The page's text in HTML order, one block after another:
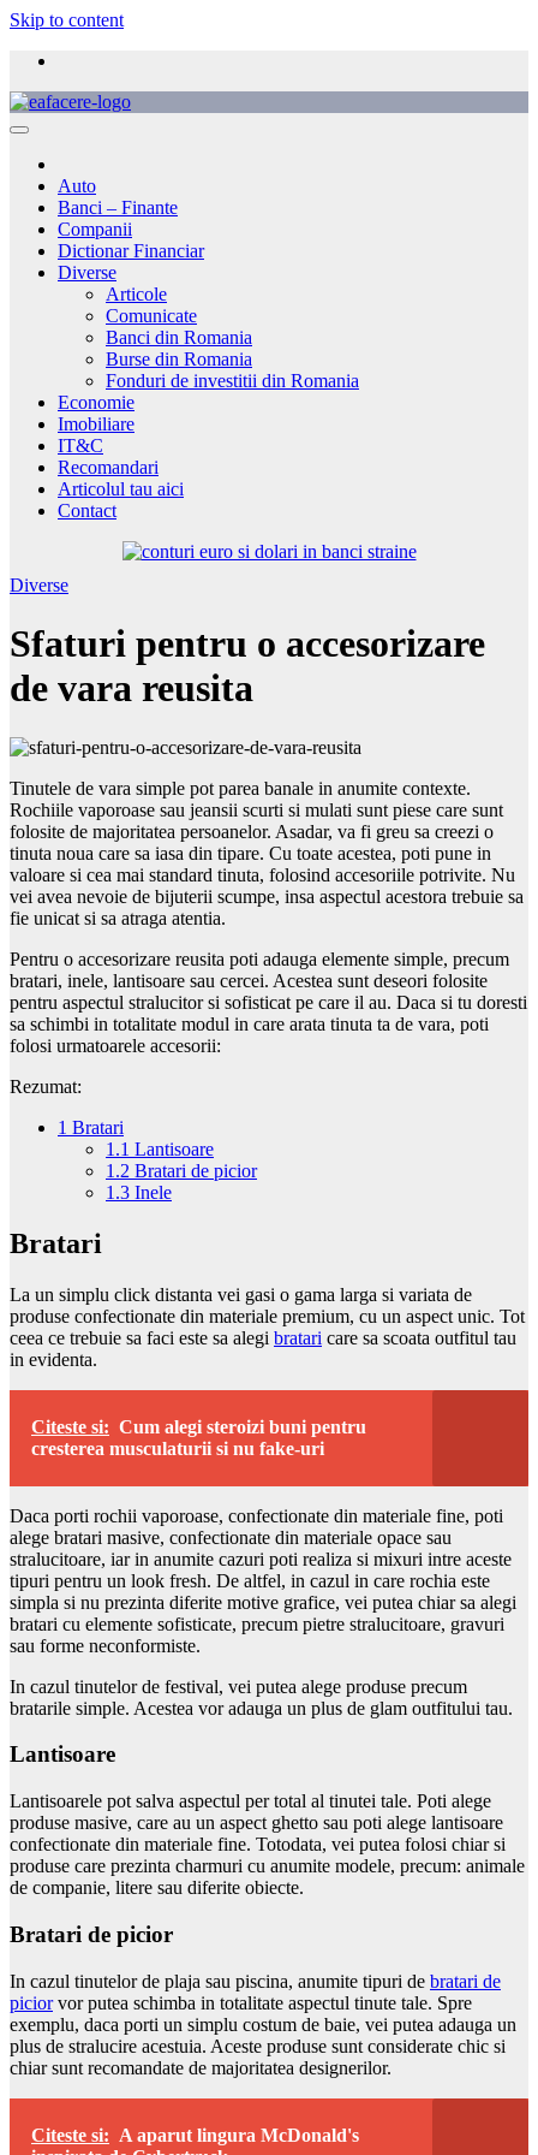
Skip to content
Auto
Banci – Finante
Companii
Dictionar Financiar
Diverse
Articole
Comunicate
Banci din Romania
Burse din Romania
Fonduri de investitii din Romania
Economie
Imobiliare
IT&C
Recomandari
Articolul tau aici
Contact
Diverse
Sfaturi pentru o accesorizare
de vara reusita
Tinutele de vara simple pot parea banale in anumite contexte.
Rochiile vaporoase sau jeansii scurti si mulati sunt piese care sunt
folosite de majoritatea persoanelor. Asadar, va fi greu sa creezi o
tinuta noua care sa iasa din tipare. Cu toate acestea, poti pune in
valoare si cea mai standard tinuta, folosind accesoriile potrivite. Nu
vei avea nevoie de bijuterii scumpe, insa aspectul acestora trebuie sa
fie unicat si sa atraga atentia.
Pentru o accesorizare reusita poti adauga elemente simple, precum
bratari, inele, lantisoare sau cercei. Acestea sunt deseori folosite
pentru aspectul stralucitor si sofisticat pe care il au. Daca si tu doresti
sa schimbi in totalitate modul in care arata tinuta ta de vara, poti
folosi urmatoarele accesorii:
Rezumat:
1 Bratari
1.1 Lantisoare
1.2 Bratari de picior
1.3 Inele
Bratari
La un simplu click distanta vei gasi o gama larga si variata de
produse confectionate din materiale premium, cu un aspect unic. Tot
ceea ce trebuie sa faci este sa alegi bratari care sa scoata outfitul tau
in evidenta.
Citeste si: Cum alegi steroizi buni pentru
cresterea musculaturii si nu fake-uri
Daca porti rochii vaporoase, confectionate din materiale fine, poti
alege bratari masive, confectionate din materiale opace sau
stralucitoare, iar in anumite cazuri poti realiza si mixuri intre aceste
tipuri pentru un look fresh. De altfel, in cazul in care rochia este
simpla si nu prezinta diferite motive grafice, vei putea chiar sa alegi
bratari cu elemente sofisticate, precum pietre stralucitoare, gravuri
sau forme neconformiste.
In cazul tinutelor de festival, vei putea alege produse precum
bratarile simple. Acestea vor adauga un plus de glam outfitului tau.
Lantisoare
Lantisoarele pot salva aspectul per total al tinutei tale. Poti alege
produse masive, care au un aspect ghetto sau poti alege lantisoare
confectionate din materiale fine. Totodata, vei putea folosi chiar si
produse care prezinta charmuri cu anumite modele, precum: animale
de companie, litere sau diferite obiecte.
Bratari de picior
In cazul tinutelor de plaja sau piscina, anumite tipuri de bratari de
piciorvor putea schimba in totalitate aspectul tinute tale. Spre
exemplu, daca porti un simplu costum de baie, vei putea adauga un
plus de stralucire acestuia. Aceste produse sunt considerate chic si
chiar sunt recomandate de majoritatea designerilor.
Citeste si: A aparut lingura McDonald's